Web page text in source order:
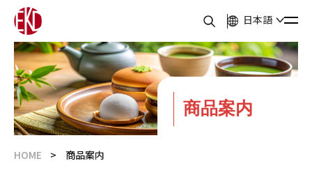
日本語
商品案内
HOME 商品案内